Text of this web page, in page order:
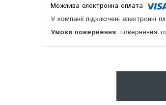
У компанії підключені
повернення